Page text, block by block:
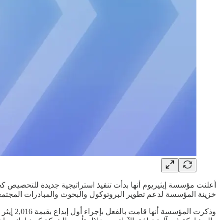
خزينة المؤسسة لدعم تطوير البروتوكول والبحوث والمبادرات